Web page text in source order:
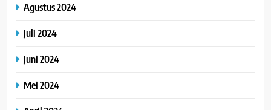
Agustus 2024
Juli 2024
Juni 2024
Mei 2024